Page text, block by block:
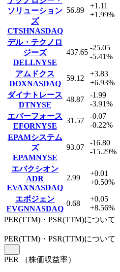
ソリューション
ズ
CTSHNASDAQ
56.89
+1.11
+1.99%
デル・テクノロ
ジーズ
DELLNYSE
437.65
-25.05
-5.41%
アムドクス
DOXNASDAQ
59.12
+3.83
+6.93%
ダイナトレース
DTNYSE
48.87
-1.99
-3.91%
エバーフォース
EFORNYSE
31.57
-0.07
-0.22%
EPAMシステム
ズ
EPAMNYSE
93.07
-16.80
-15.29%
エバクシオン
ADR
EVAXNASDAQ
2.99
+0.01
+0.50%
エボジェン
EVGNNASDAQ
0.68
+0.05
+8.56%
PER(TTM)・PSR(TTM)について
PER(TTM) ・PSR(TTM)について
PER （株価収益率）